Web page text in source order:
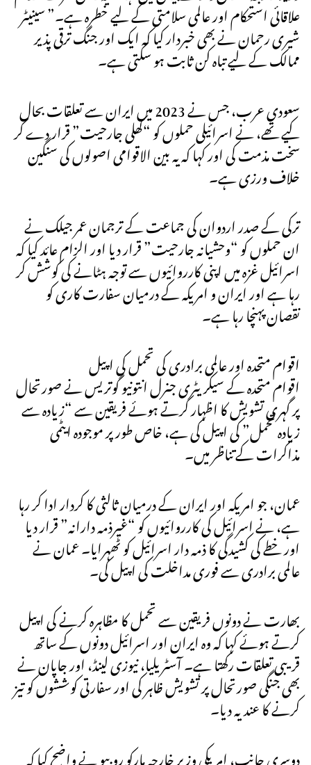
علاقائی استحکام اور عالمی سلامتی کے لیے خطرہ ہے۔” سینیٹر
شیری رحمان نے بھی خبردار کیا کہ ایک اور جنگ ترقی پذیر
ممالک کے لیے تباہ کن ثابت ہو سکتی ہے۔
سعودی عرب، جس نے 2023 میں ایران سے تعلقات بحال
کیے تھے، نے اسرائیلی حملوں کو “کھلی جارحیت” قرار دے کر
سخت مذمت کی اور کہا کہ یہ بین الاقوامی اصولوں کی سنگین
خلاف ورزی ہے۔
ترکی کے صدر اردوان کی جماعت کے ترجمان عمر جیلک نے
ان حملوں کو “وحشیانہ جارحیت” قرار دیا اور الزام عائد کیا کہ
اسرائیل غزہ میں اپنی کارروائیوں سے توجہ ہٹانے کی کوشش کر
رہا ہے اور ایران و امریکہ کے درمیان سفارت کاری کو
نقصان پہنچا رہا ہے۔
اقوام متحدہ اور عالمی برادری کی تحمل کی اپیل
اقوام متحدہ کے سیکریٹری جنرل انتونیو گوتریس نے صورتحال
پر گہری تشویش کا اظہار کرتے ہوئے فریقین سے “زیادہ سے
زیادہ تحمل” کی اپیل کی ہے، خاص طور پر موجودہ ایٹمی
مذاکرات کے تناظر میں۔
عمان، جو امریکہ اور ایران کے درمیان ثالثی کا کردار ادا کر رہا
ہے، نے اسرائیل کی کارروائیوں کو “غیرذمہ دارانہ” قرار دیا
اور خطے کی کشیدگی کا ذمہ دار اسرائیل کو ٹھہرایا۔ عمان نے
عالمی برادری سے فوری مداخلت کی اپیل کی۔
بھارت نے دونوں فریقین سے تحمل کا مظاہرہ کرنے کی اپیل
کرتے ہوئے کہا کہ وہ ایران اور اسرائیل دونوں کے ساتھ
قریبی تعلقات رکھتا ہے۔ آسٹریلیا، نیوزی لینڈ، اور جاپان نے
بھی جنگی صورتحال پر تشویش ظاہر کی اور سفارتی کوششوں کو تیز
کرنے کا عندیہ دیا۔
دوسری جانب، امریکی وزیر خارجہ مارکو روبیو نے واضح کیا کہ